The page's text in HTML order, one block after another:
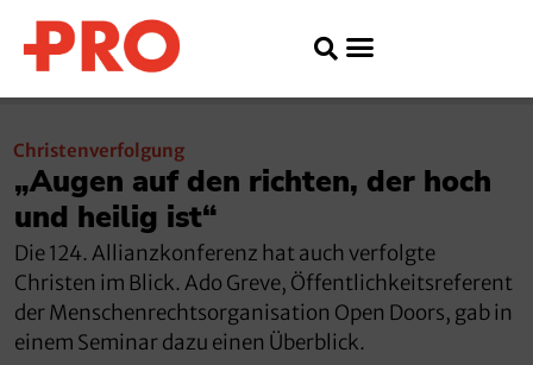
Christenverfolgung
„Augen auf den richten, der hoch
und heilig ist“
Die 124. Allianzkonferenz hat auch verfolgte
Christen im Blick. Ado Greve, Öffentlichkeitsreferent
der Menschenrechtsorganisation Open Doors, gab in
einem Seminar dazu einen Überblick.